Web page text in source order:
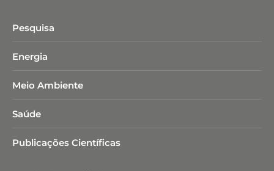
Pesquisa
Energia
Meio Ambiente
Saúde
Publicações Científicas